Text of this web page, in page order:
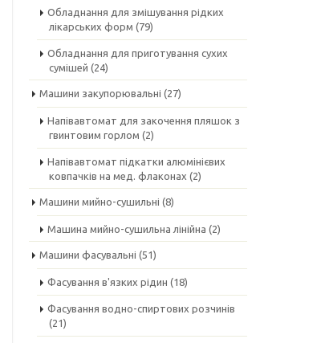
Обладнання для змішування рідких
лікарських форм (79)
Обладнання для приготування сухих
сумішей (24)
Машини закупорювальні (27)
Напівавтомат для закочення пляшок з
гвинтовим горлом (2)
Напівавтомат підкатки алюмінієвих
ковпачків на мед. флаконах (2)
Машини мийно-сушильні (8)
Машина мийно-сушильна лінійна (2)
Машини фасувальні (51)
Фасування в'язких рідин (18)
Фасування водно-спиртових розчинів
(21)